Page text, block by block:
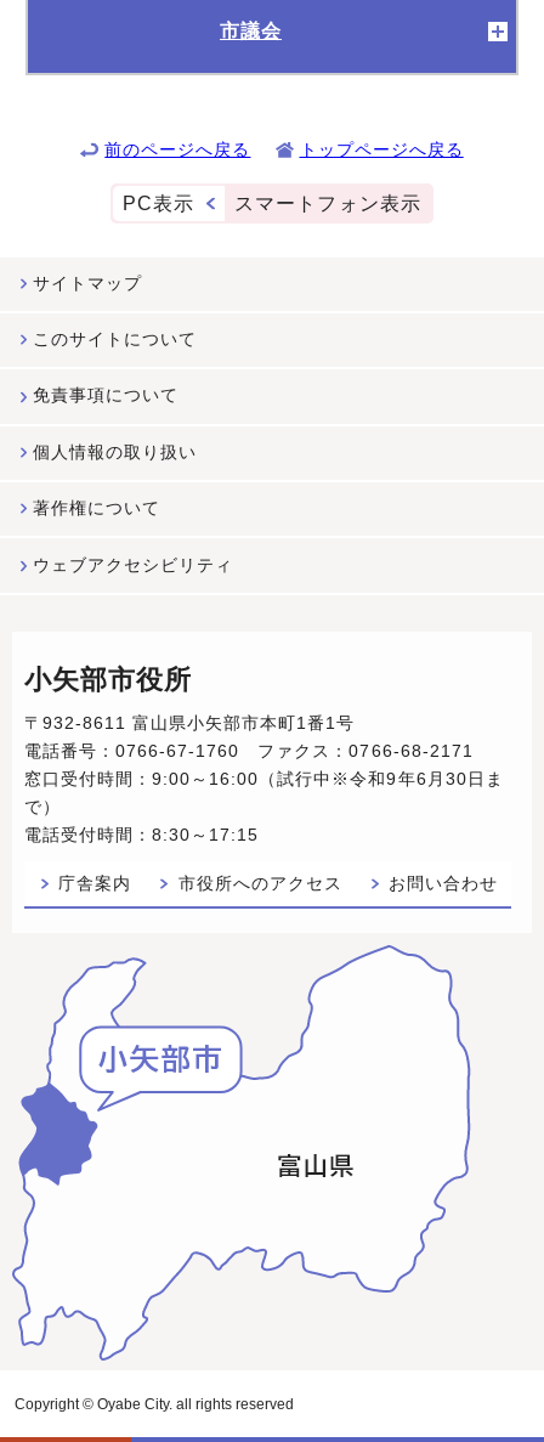
市議会
前のページへ戻る トップページへ戻る
PC表示 スマートフォン表示
サイトマップ
このサイトについて
免責事項について
個人情報の取り扱い
著作権について
ウェブアクセシビリティ
小矢部市役所
〒932-8611 富山県小矢部市本町1番1号
電話番号：0766-67-1760 ファクス：0766-68-2171
窓口受付時間：9:00～16:00（試行中※令和9年6月30日ま
で）
電話受付時間：8:30～17:15
庁舎案内 市役所へのアクセス お問い合わせ
Copyright © Oyabe City. all rights reserved